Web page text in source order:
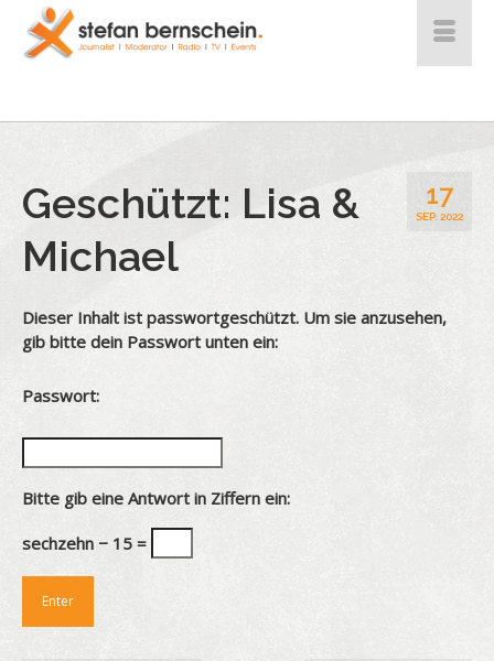
17
SEP. 2022
Geschützt: Lisa &
Michael
Dieser Inhalt ist passwortgeschützt. Um sie anzusehen,
gib bitte dein Passwort unten ein:
Passwort:
Bitte gib eine Antwort in Ziffern ein:
sechzehn − 15 =